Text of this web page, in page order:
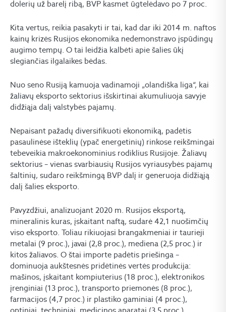
dolerių už barelį ribą, BVP kasmet ūgtelėdavo po 7 proc.
Kita vertus, reikia pasakyti ir tai, kad dar iki 2014 m. naftos
kainų krizės Rusijos ekonomika nedemonstravo įspūdingų
augimo tempų. O tai leidžia kalbėti apie šalies ūkį
slegiančias ilgalaikes bėdas.
Nuo seno Rusiją kamuoja vadinamoji „olandiška liga“, kai
žaliavų eksporto sektorius išskirtinai akumuliuoja savyje
didžiąja dalį valstybės pajamų.
Nepaisant pažadų diversifikuoti ekonomiką, padėtis
pasaulinėse išteklių (ypač energetinių) rinkose reikšmingai
tebeveikia makroekonominius rodiklius Rusijoje. Žaliavų
sektorius – vienas svarbiausių Rusijos vyriausybės pajamų
šaltinių, sudaro reikšmingą BVP dalį ir generuoja didžiąją
dalį šalies eksporto.
Pavyzdžiui, analizuojant 2020 m. Rusijos eksportą,
mineralinis kuras, įskaitant naftą, sudarė 42,1 nuošimčių
viso eksporto. Toliau rikiuojasi brangakmeniai ir taurieji
metalai (9 proc.), javai (2,8 proc.), mediena (2,5 proc.) ir
kitos žaliavos. O štai importe padėtis priešinga –
dominuoja aukštesnės pridėtinės vertės produkcija:
mašinos, įskaitant kompiuterius (18 proc.), elektronikos
įrenginiai (13 proc.), transporto priemonės (8 proc.),
farmacijos (4,7 proc.) ir plastiko gaminiai (4 proc.),